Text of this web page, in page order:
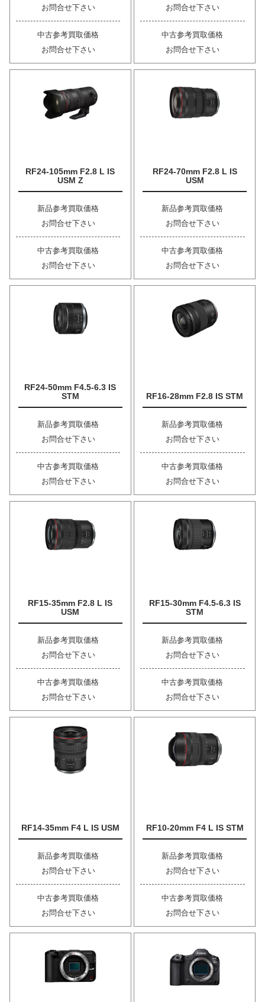
お問合せ下さい
中古参考買取価格
お問合せ下さい
お問合せ下さい
中古参考買取価格
お問合せ下さい
RF24-105mm F2.8 L IS
USM Z
新品参考買取価格
お問合せ下さい
中古参考買取価格
お問合せ下さい
RF24-70mm F2.8 L IS
USM
新品参考買取価格
お問合せ下さい
中古参考買取価格
お問合せ下さい
RF24-50mm F4.5-6.3 IS
STM
新品参考買取価格
お問合せ下さい
中古参考買取価格
お問合せ下さい
RF16-28mm F2.8 IS STM
新品参考買取価格
お問合せ下さい
中古参考買取価格
お問合せ下さい
RF15-35mm F2.8 L IS
USM
新品参考買取価格
お問合せ下さい
中古参考買取価格
お問合せ下さい
RF15-30mm F4.5-6.3 IS
STM
新品参考買取価格
お問合せ下さい
中古参考買取価格
お問合せ下さい
RF14-35mm F4 L IS USM
新品参考買取価格
お問合せ下さい
中古参考買取価格
お問合せ下さい
RF10-20mm F4 L IS STM
新品参考買取価格
お問合せ下さい
中古参考買取価格
お問合せ下さい